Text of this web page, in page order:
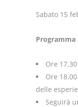
Sabato 15
Programma
Ore
Ore
delle
Seguirà